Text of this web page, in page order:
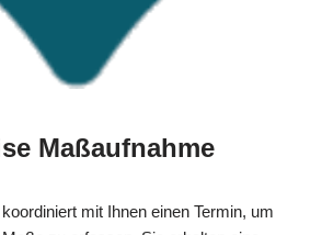
Maßaufnahme
mit Ihnen einen Termin, um